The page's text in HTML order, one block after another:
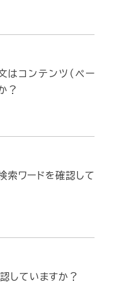
はコンテンツ（ペー
？
索ワードを確認して
していますか？